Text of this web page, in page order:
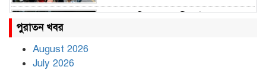
পুরাতন খবর
August 2026
July 2026